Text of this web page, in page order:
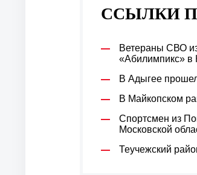
ССЫЛКИ
Ветераны СВО
«Абилимпикс» в
В Адыгее
В Майкопском
Спортсмен из
Московской
Теучежский